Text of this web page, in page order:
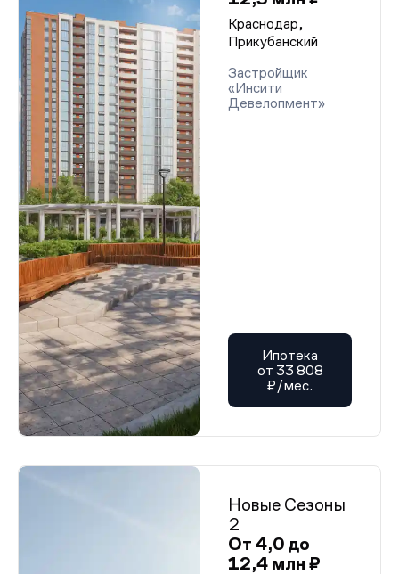
Краснодар,
Прикубанский
Застройщик
«Инсити
Девелопмент»
Ипотека
от 33 808
₽/мес.
Новые Сезоны
2
От 4,0 до
12,4 млн ₽